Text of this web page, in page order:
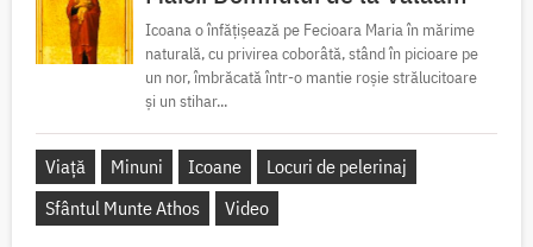
Icoana o înfățișează pe Fecioara Maria în mărime
naturală, cu privirea coborâtă, stând în picioare pe
un nor, îmbrăcată într-o mantie roșie strălucitoare
și un stihar...
Viață Minuni Icoane
Locuri de pelerinaj
Sfântul Munte Athos
Video